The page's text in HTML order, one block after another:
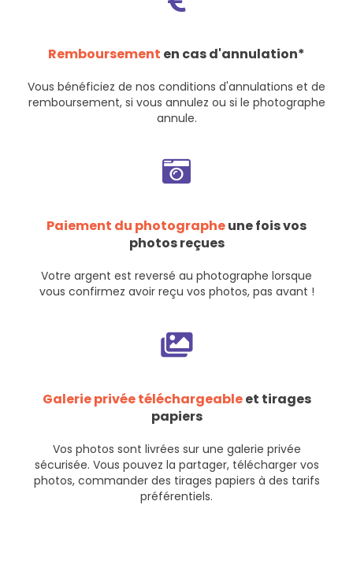
Remboursement en cas d'annulation*
Vous bénéficiez de nos conditions d'annulations et de
remboursement, si vous annulez ou si le photographe
annule.
Paiement du photographeune fois vos
photos reçues
Votre argent est reversé au photographe lorsque
vous confirmez avoir reçu vos photos, pas avant !
Galerie privée téléchargeableet tirages
papiers
Vos photos sont livrées sur une galerie privée
sécurisée. Vous pouvez la partager, télécharger vos
photos, commander des tirages papiers à des tarifs
préférentiels.